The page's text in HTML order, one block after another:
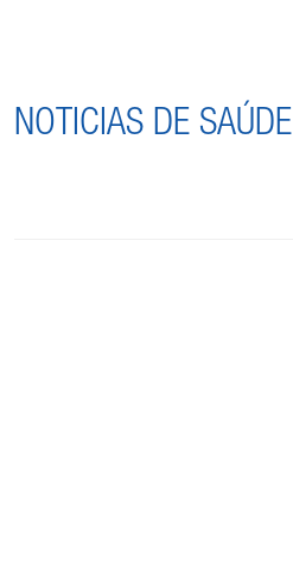
NOTICIAS DE SAÚDE